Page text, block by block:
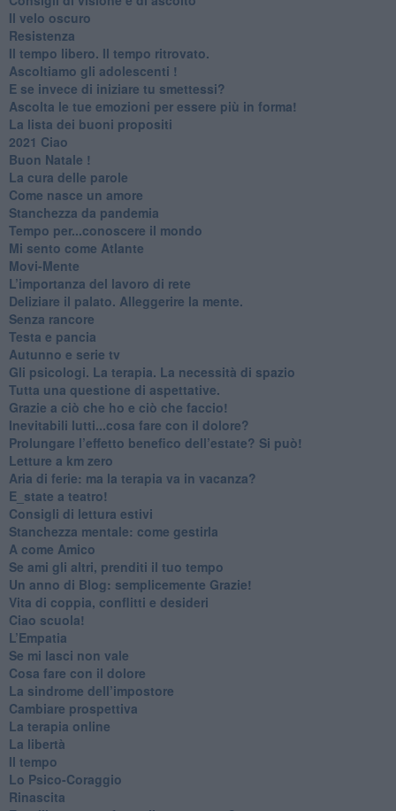
​Il velo oscuro
Resistenza
​Il tempo libero. Il tempo ritrovato.
Ascoltiamo gli adolescenti !
​E se invece di iniziare tu smettessi?
​Ascolta le tue emozioni per essere più in forma!
​La lista dei buoni propositi
2021 Ciao
Buon Natale !
​La cura delle parole
​Come nasce un amore
Stanchezza da pandemia
​Tempo per...conoscere il mondo
​Mi sento come Atlante
​Movi-Mente
​L’importanza del lavoro di rete
​Deliziare il palato. Alleggerire la mente.
​Senza rancore
​Testa e pancia
​Autunno e serie tv
​Gli psicologi. La terapia. La necessità di spazio
​Tutta una questione di aspettative.
​Grazie a ciò che ho e ciò che faccio!
​Inevitabili lutti...cosa fare con il dolore?
Prolungare l’effetto benefico dell’estate? Si può!
​Letture a km zero
​Aria di ferie: ma la terapia va in vacanza?
​E_state a teatro!
​Consigli di lettura estivi
​Stanchezza mentale: come gestirla
​A come Amico
​Se ami gli altri, prenditi il tuo tempo
​Un anno di Blog: semplicemente Grazie!
​Vita di coppia, conflitti e desideri
​Ciao scuola!
​L’Empatia
​Se mi lasci non vale
Cosa fare con il dolore
​La sindrome dell’impostore
​Cambiare prospettiva
La terapia online
La libertà
​Il tempo
​Lo Psico-Coraggio
Rinascita